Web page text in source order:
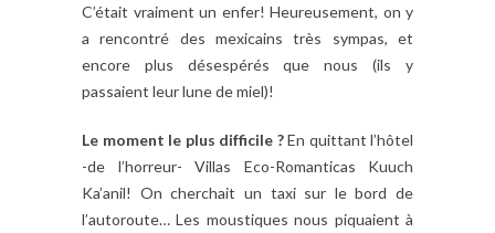
C’était vraiment un enfer! Heureusement, on y
a rencontré des mexicains très sympas, et
encore plus désespérés que nous (ils y
passaient leur lune de miel)!
Le moment le plus difficile ?En quittant l’hôtel
-de l’horreur- Villas Eco-Romanticas Kuuch
Ka’anil! On cherchait un taxi sur le bord de
l’autoroute… Les moustiques nous piquaient à